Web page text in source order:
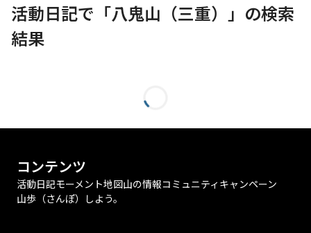
活動日記で「八鬼山（三重）」の検索
結果
コンテンツ
活動日記モーメント地図山の情報コミュニティ キャンペーン
山歩（さんぽ）しよう。